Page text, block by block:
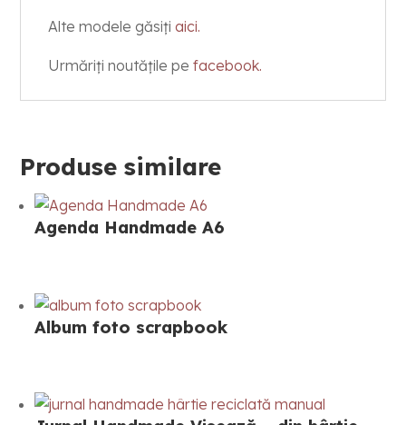
Alte modele găsițiaici.
Urmăriți noutățile pefacebook.
Produse similare
Agenda Handmade A6
Album foto scrapbook